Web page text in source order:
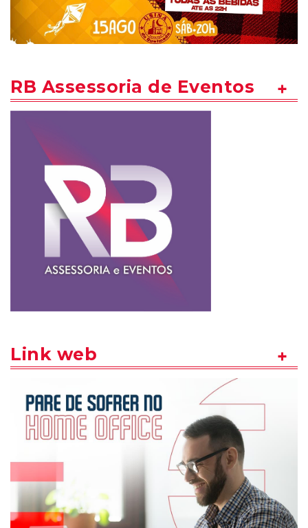
RB Assessoria de Eventos
Link web